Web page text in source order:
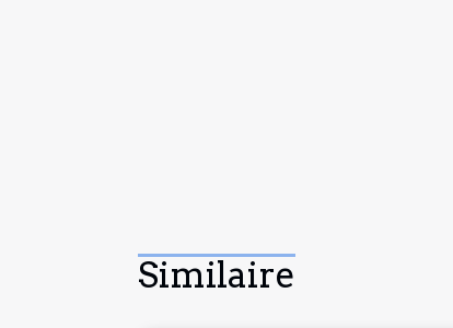
Similaire